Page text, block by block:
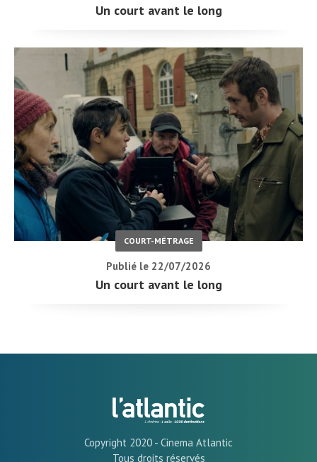
Un court avant le long
COURT-MÉTRAGE
Publié le 22/07/2026
Un court avant le long
Copyright 2020 - Cinema Atlantic
Tous droits réservés